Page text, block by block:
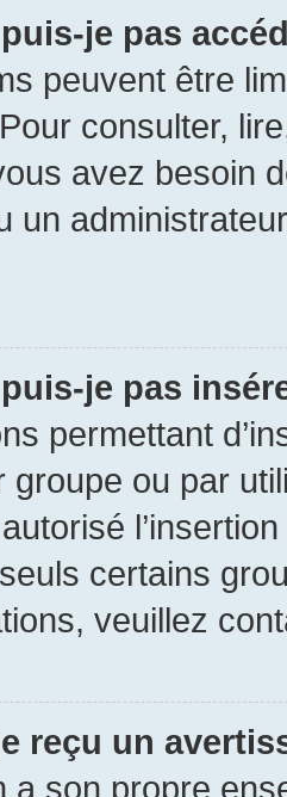
je pas
peuvent être
consulter,
avez besoin
un
je pas
permettant
ou par
certains
veuillez
reçu un
a son propre